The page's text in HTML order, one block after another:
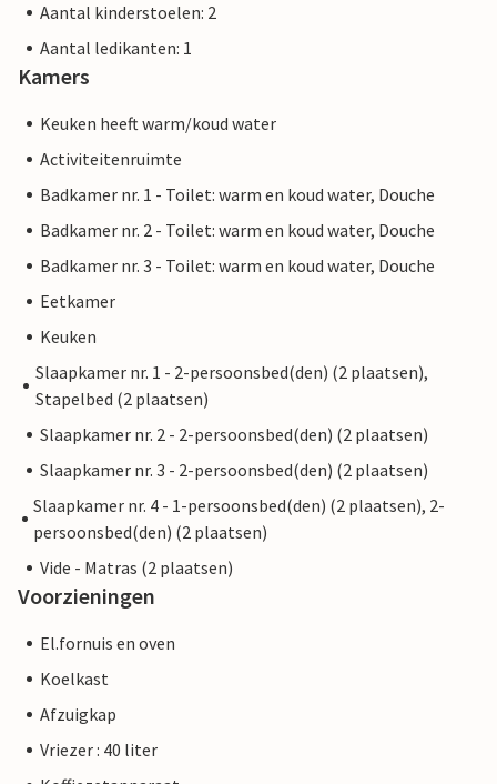
Aantal kinderstoelen: 2
Aantal ledikanten: 1
Kamers
Keuken heeft warm/koud water
Activiteitenruimte
Badkamer nr. 1 - Toilet: warm en koud water, Douche
Badkamer nr. 2 - Toilet: warm en koud water, Douche
Badkamer nr. 3 - Toilet: warm en koud water, Douche
Eetkamer
Keuken
Slaapkamer nr. 1 - 2-persoonsbed(den) (2 plaatsen),
Stapelbed (2 plaatsen)
Slaapkamer nr. 2 - 2-persoonsbed(den) (2 plaatsen)
Slaapkamer nr. 3 - 2-persoonsbed(den) (2 plaatsen)
Slaapkamer nr. 4 - 1-persoonsbed(den) (2 plaatsen), 2-
persoonsbed(den) (2 plaatsen)
Vide - Matras (2 plaatsen)
Voorzieningen
El.fornuis en oven
Koelkast
Afzuigkap
Vriezer : 40 liter